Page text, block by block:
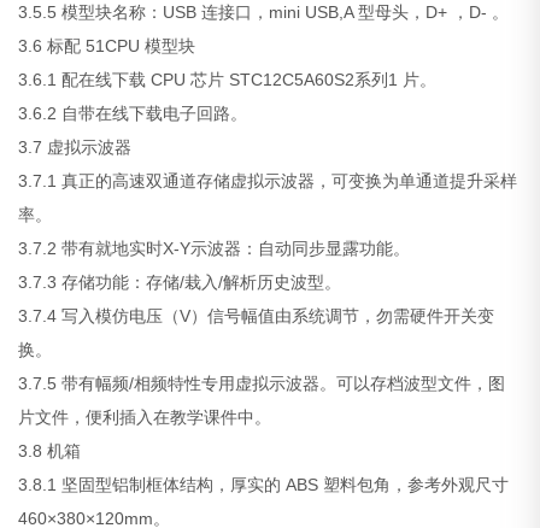
3.5.5 模型块名称：USB 连接口，mini USB,A 型母头，D+ ，D- 。
3.6 标配 51CPU 模型块
3.6.1 配在线下载 CPU 芯片 STC12C5A60S2系列1 片。
3.6.2 自带在线下载电子回路。
3.7 虚拟示波器
3.7.1 真正的高速双通道存储虚拟示波器，可变换为单通道提升采样
率。
3.7.2 带有就地实时X-Y示波器：自动同步显露功能。
3.7.3 存储功能：存储/栽入/解析历史波型。
3.7.4 写入模仿电压（V）信号幅值由系统调节，勿需硬件开关变
换。
3.7.5 带有幅频/相频特性专用虚拟示波器。可以存档波型文件，图
片文件，便利插入在教学课件中。
3.8 机箱
3.8.1 坚固型铝制框体结构，厚实的 ABS 塑料包角，参考外观尺寸
460×380×120mm。